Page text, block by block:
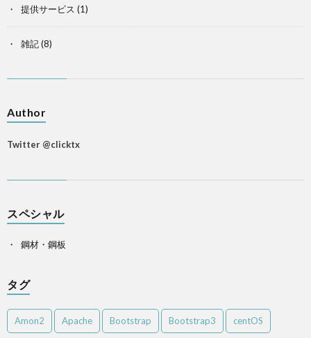
提供サービス (1)
雑記(8)
Author
Twitter @clicktx
スペシャル
鋼材・鋼板
タグ
Amon2 Apache Bootstrap Bootstrap3 centOS